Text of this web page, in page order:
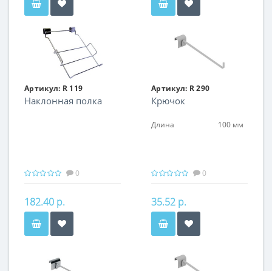
Артикул: R 119
Наклонная полка
0
182.40 р.
Артикул: R 290
Крючок
Длина 100 мм
0
35.52 р.